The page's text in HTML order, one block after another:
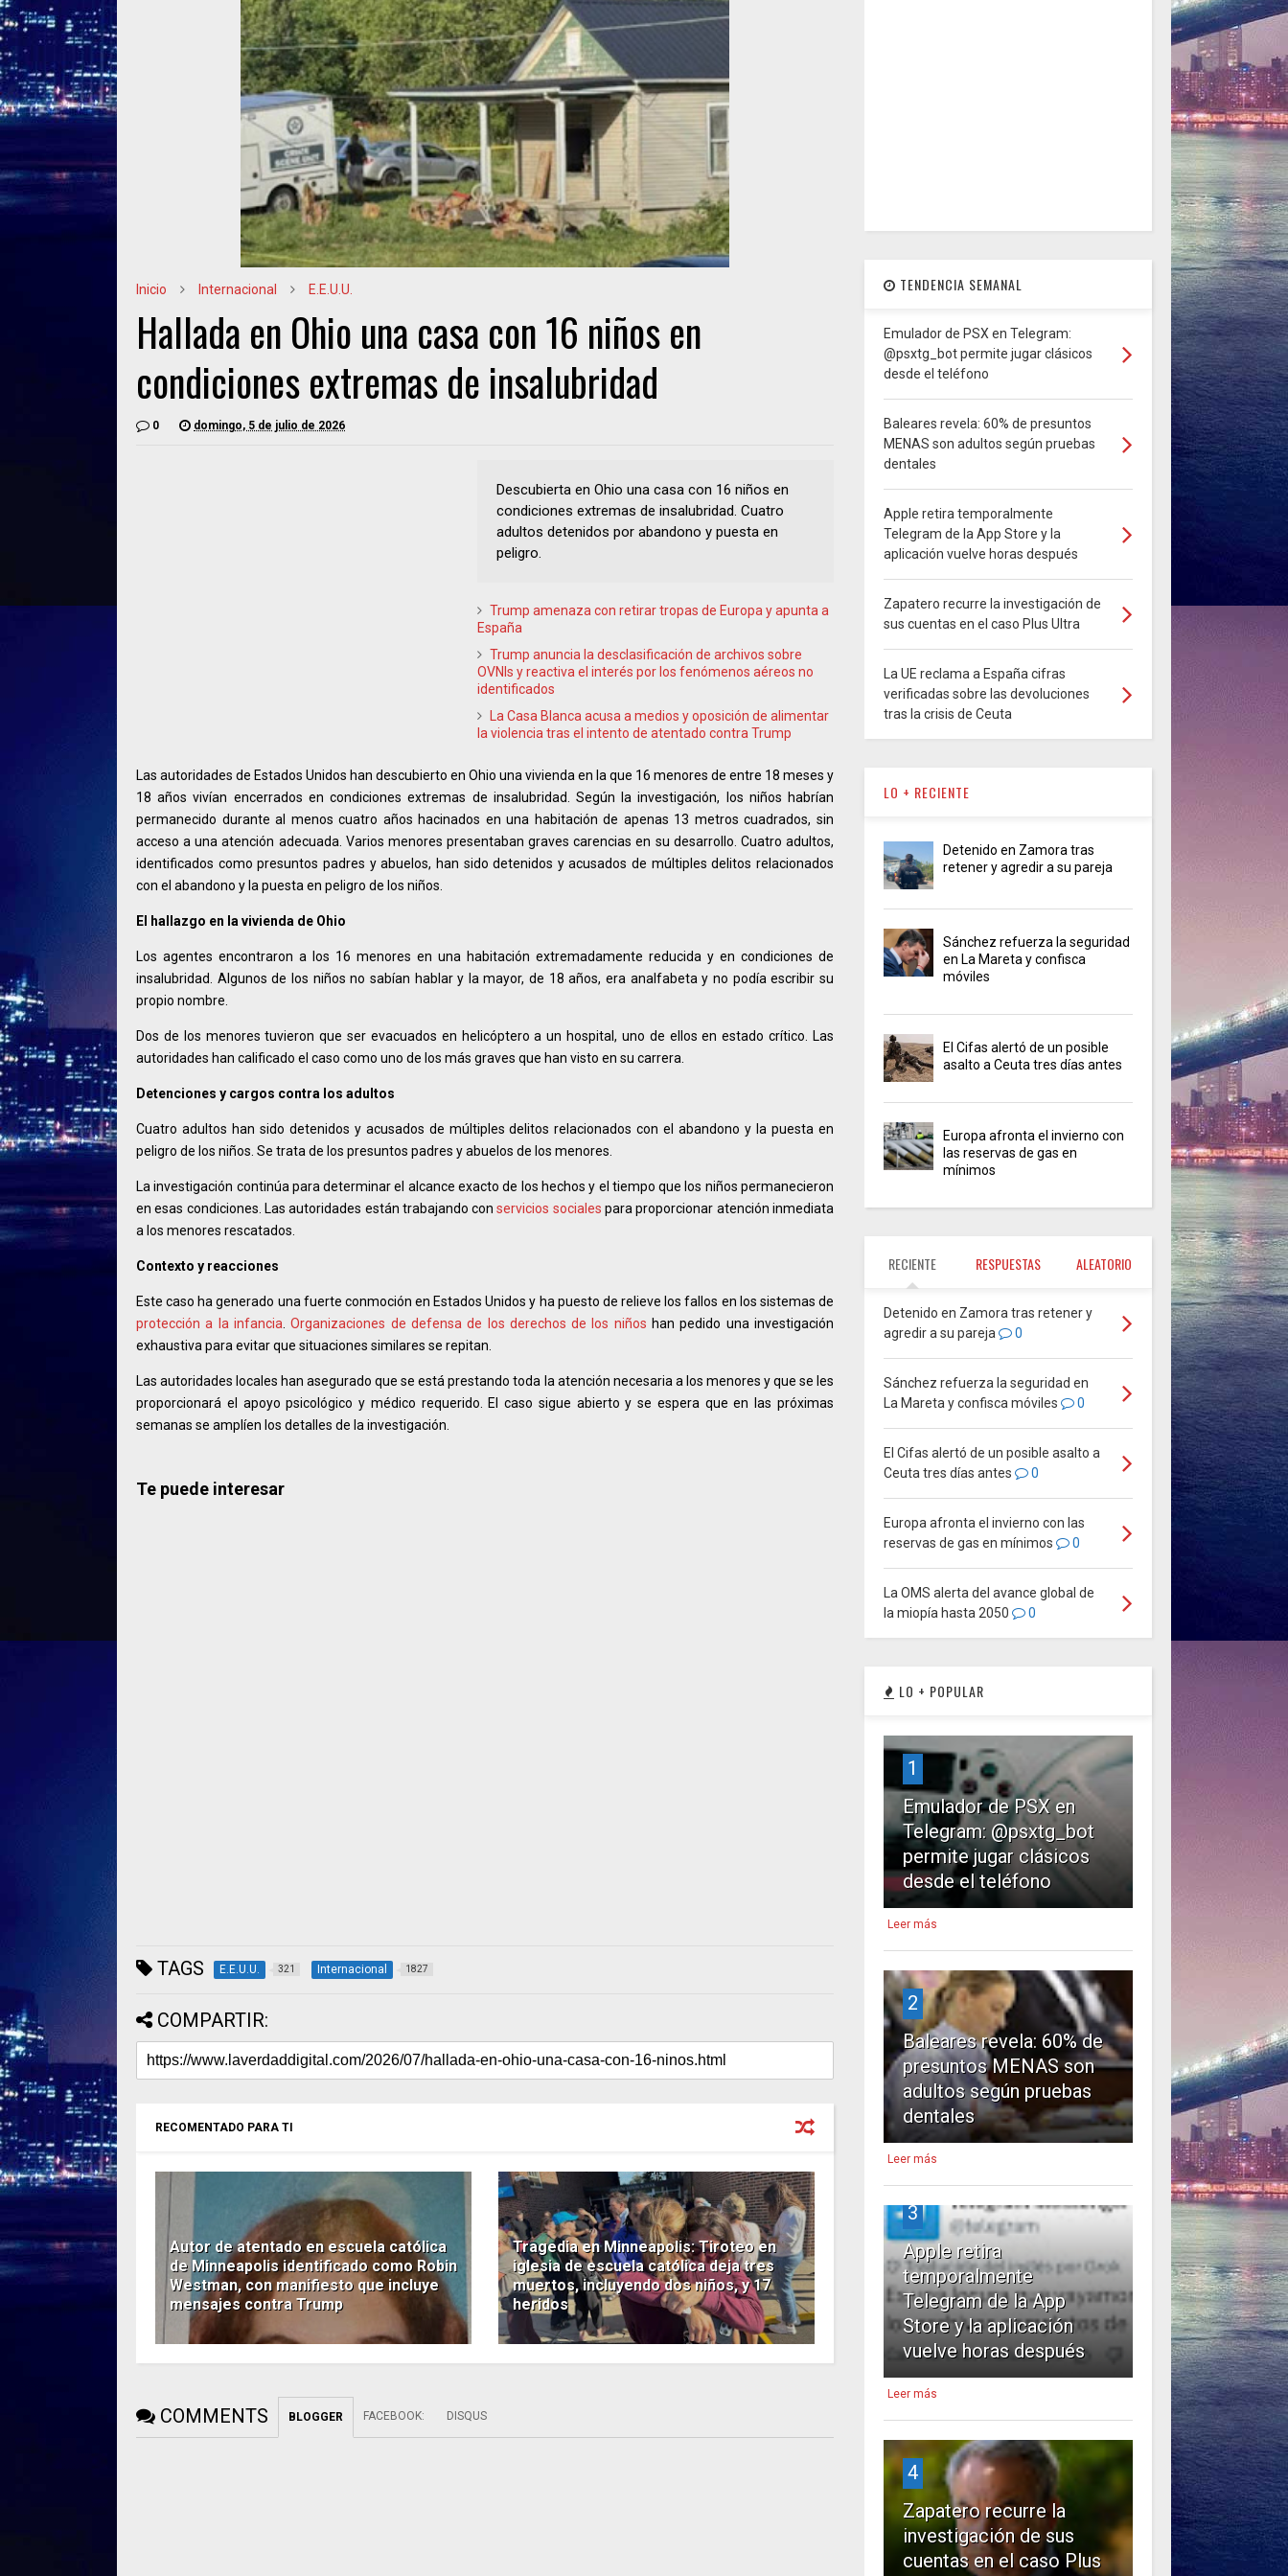
Inicio Internacional E.E.U.U.
Hallada en Ohio una casa con 16 niños en
condiciones extremas de insalubridad
0 domingo, 5 de julio de 2026
Descubierta en Ohio una casa con 16 niños en
condiciones extremas de insalubridad. Cuatro
adultos detenidos por abandono y puesta en
peligro.
Trump amenaza con retirar tropas de Europa y apunta a
España
Trump anuncia la desclasificación de archivos sobre
OVNIs y reactiva el interés por los fenómenos aéreos no
identificados
La Casa Blanca acusa a medios y oposición de alimentar
la violencia tras el intento de atentado contra Trump
Las autoridades de Estados Unidos han descubierto en Ohio una vivienda en la que 16 menores de entre 18 meses y
18 años vivían encerrados en condiciones extremas de insalubridad. Según la investigación, los niños habrían
permanecido durante al menos cuatro años hacinados en una habitación de apenas 13 metros cuadrados, sin
acceso a una atención adecuada. Varios menores presentaban graves carencias en su desarrollo. Cuatro adultos,
identificados como presuntos padres y abuelos, han sido detenidos y acusados de múltiples delitos relacionados
con el abandono y la puesta en peligro de los niños.
El hallazgo en la vivienda de Ohio
Los agentes encontraron a los 16 menores en una habitación extremadamente reducida y en condiciones de
insalubridad. Algunos de los niños no sabían hablar y la mayor, de 18 años, era analfabeta y no podía escribir su
propio nombre.
Dos de los menores tuvieron que ser evacuados en helicóptero a un hospital, uno de ellos en estado crítico. Las
autoridades han calificado el caso como uno de los más graves que han visto en su carrera.
Detenciones y cargos contra los adultos
Cuatro adultos han sido detenidos y acusados de múltiples delitos relacionados con el abandono y la puesta en
peligro de los niños. Se trata de los presuntos padres y abuelos de los menores.
La investigación continúa para determinar el alcance exacto de los hechos y el tiempo que los niños permanecieron
en esas condiciones. Las autoridades están trabajando conservicios sociales para proporcionar atención inmediata
a los menores rescatados.
Contexto y reacciones
Este caso ha generado una fuerte conmoción en Estados Unidos y ha puesto de relieve los fallos en los sistemas de
protección a la infancia .Organizaciones de defensa de los derechos de los niños han pedido una investigación
exhaustiva para evitar que situaciones similares se repitan.
Las autoridades locales han asegurado que se está prestando toda la atención necesaria a los menores y que se les
proporcionará el apoyo psicológico y médico requerido. El caso sigue abierto y se espera que en las próximas
semanas se amplíen los detalles de la investigación.
Te puede interesar
TAGS E.E.U.U. 321 Internacional 1827
COMPARTIR:
RECOMENTADO PARA TI
Autor de atentado en escuela católica
de Minneapolis identificado como Robin
Westman, con manifiesto que incluye
mensajes contra Trump
Tragedia en Minneapolis: Tiroteo en
iglesia de escuela católica deja tres
muertos, incluyendo dos niños, y 17
heridos
COMMENTS BLOGGER FACEBOOK: DISQUS
TENDENCIA SEMANAL
Emulador de PSX en Telegram:
@psxtg_bot permite jugar clásicos
desde el teléfono
Baleares revela: 60% de presuntos
MENAS son adultos según pruebas
dentales
Apple retira temporalmente
Telegram de la App Store y la
aplicación vuelve horas después
Zapatero recurre la investigación de
sus cuentas en el caso Plus Ultra
La UE reclama a España cifras
verificadas sobre las devoluciones
tras la crisis de Ceuta
LO + RECIENTE
Detenido en Zamora tras
retener y agredir a su pareja
Sánchez refuerza la seguridad
en La Mareta y confisca
móviles
El Cifas alertó de un posible
asalto a Ceuta tres días antes
Europa afronta el invierno con
las reservas de gas en
mínimos
RECIENTE RESPUESTAS ALEATORIO
Detenido en Zamora tras retener y
agredir a su pareja
0
Sánchez refuerza la seguridad en
La Mareta y confisca móviles
0
El Cifas alertó de un posible asalto a
Ceuta tres días antes
0
Europa afronta el invierno con las
reservas de gas en mínimos
0
La OMS alerta del avance global de
la miopía hasta 2050
0
LO + POPULAR
1
Emulador de PSX en
Telegram: @psxtg_bot
permite jugar clásicos
desde el teléfono
Leer más
2
Baleares revela: 60% de
presuntos MENAS son
adultos según pruebas
dentales
Leer más
3
Apple retira
temporalmente
Telegram de la App
Store y la aplicación
vuelve horas después
Leer más
4
Zapatero recurre la
investigación de sus
cuentas en el caso Plus